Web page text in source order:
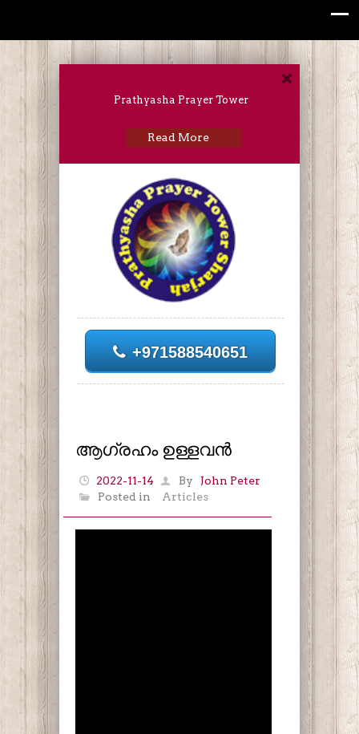
Prathyasha Prayer Tower
Read More
+971588540651
ആഗ്രഹം ഉള്ളവൻ
2022-11-14 By
John Peter
Posted in
Articles